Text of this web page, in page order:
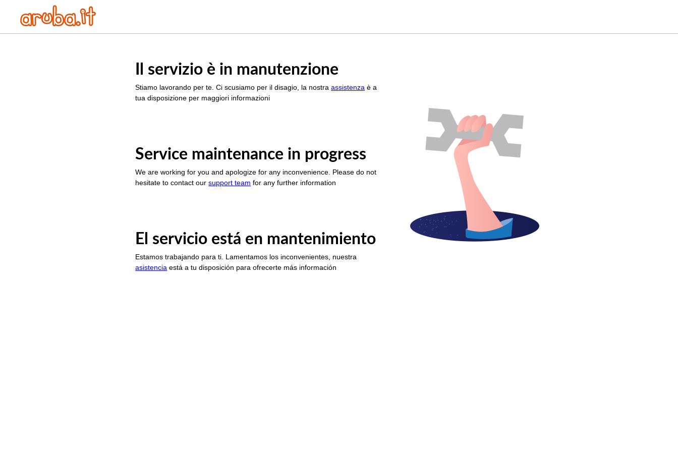
Il servizio è in manutenzione
Stiamo lavorando per te. Ci scusiamo per il disagio, la nostraassistenza è a
tua disposizione per maggiori informazioni
Service maintenance in progress
We are working for you and apologize for any inconvenience. Please do not
hesitate to contact oursupport team for any further information
El servicio está en mantenimiento
Estamos trabajando para ti. Lamentamos los inconvenientes, nuestra
asistencia está a tu disposición para ofrecerte más información